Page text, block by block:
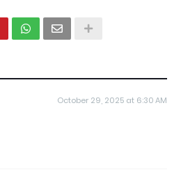
October 29, 2025 at 6:30 AM